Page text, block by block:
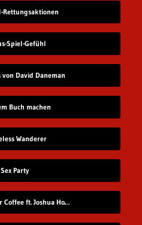
Rettungsaktionen
Spiel-Gefühl
von David Daneman
Buch machen
Wanderer
Party
Lyric Video: Magic Sugar Coffee ft. Joshua Howlett – „Blkout“